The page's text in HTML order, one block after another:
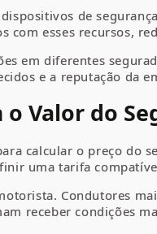
de
com esses recursos,
em diferentes
e a reputação da
Valor do
calcular o preço do
uma tarifa
Condutores
receber condições